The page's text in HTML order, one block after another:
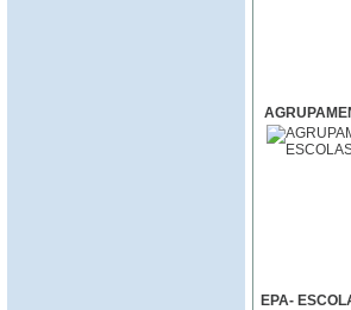
EPA-